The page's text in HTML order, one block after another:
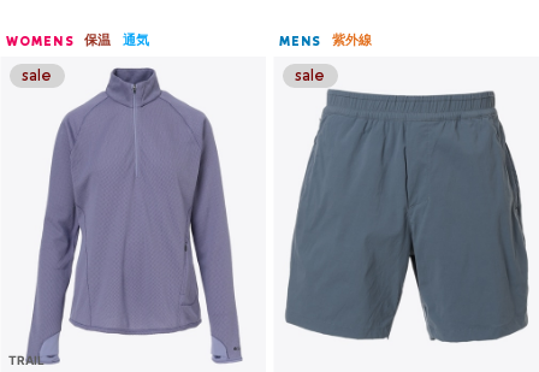
WOMENS 保温 通気
TRAIL
MENS 紫外線